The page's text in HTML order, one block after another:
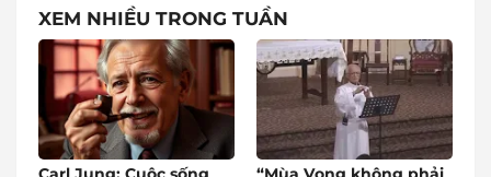
XEM NHIỀU TRONG TUẦN